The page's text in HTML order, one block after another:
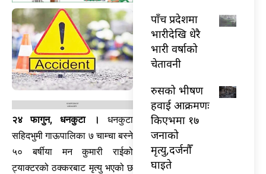
२४ फागुन, धनकुटा ।
धनकुटा
सहिदभुमी गाऊपालिका ७ चाम्चा बस्ने
५० बर्षीया मन कुमारी राईको
ट्याक्टरको ठक्करबाट मृत्यु भएको छ
पाँच प्रदेशमा
भारीदेखि धेरै
भारी वर्षाको
चेतावनी
रुसको भीषण
हवाई आक्रमणः
किएभमा १७
जनाको
मृत्यु,दर्जनौँ
घाइते